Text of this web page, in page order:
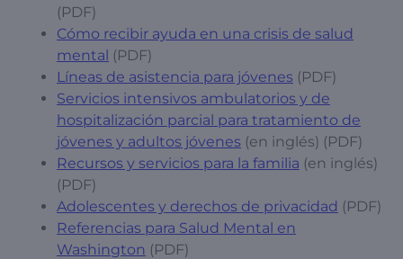
(PDF)
Cómo recibir ayuda en una crisis de salud
mental (PDF)
Líneas de asistencia para jóvenes (PDF)
Servicios intensivos ambulatorios y de
hospitalización parcial para tratamiento de
jóvenes y adultos jóvenes (en inglés) (PDF)
Recursos y servicios para la familia (en inglés)
(PDF)
Adolescentes y derechos de privacidad (PDF)
Referencias para Salud Mental en
Washington (PDF)